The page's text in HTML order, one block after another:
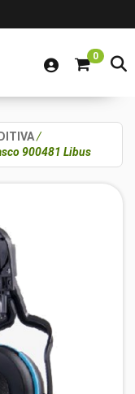
0
/
900481 Libus